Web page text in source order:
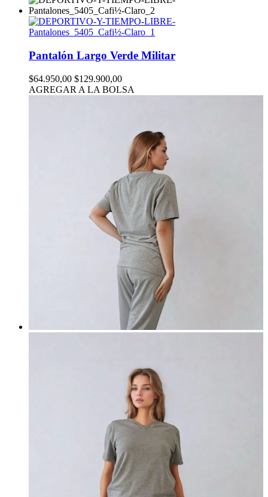
Pantalón Largo Verde Militar
$64.950,00 $129.900,00
AGREGAR A LA BOLSA